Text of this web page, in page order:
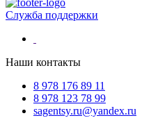
Служба поддержки
Наши контакты
8 978 176 89 11
8 978 123 78 99
sagentsy.ru@yandex.ru